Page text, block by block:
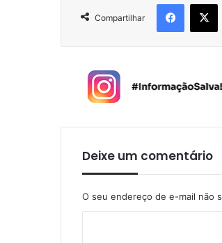
Compartilhar
Deixe um comentário
O seu endereço de e-mail não